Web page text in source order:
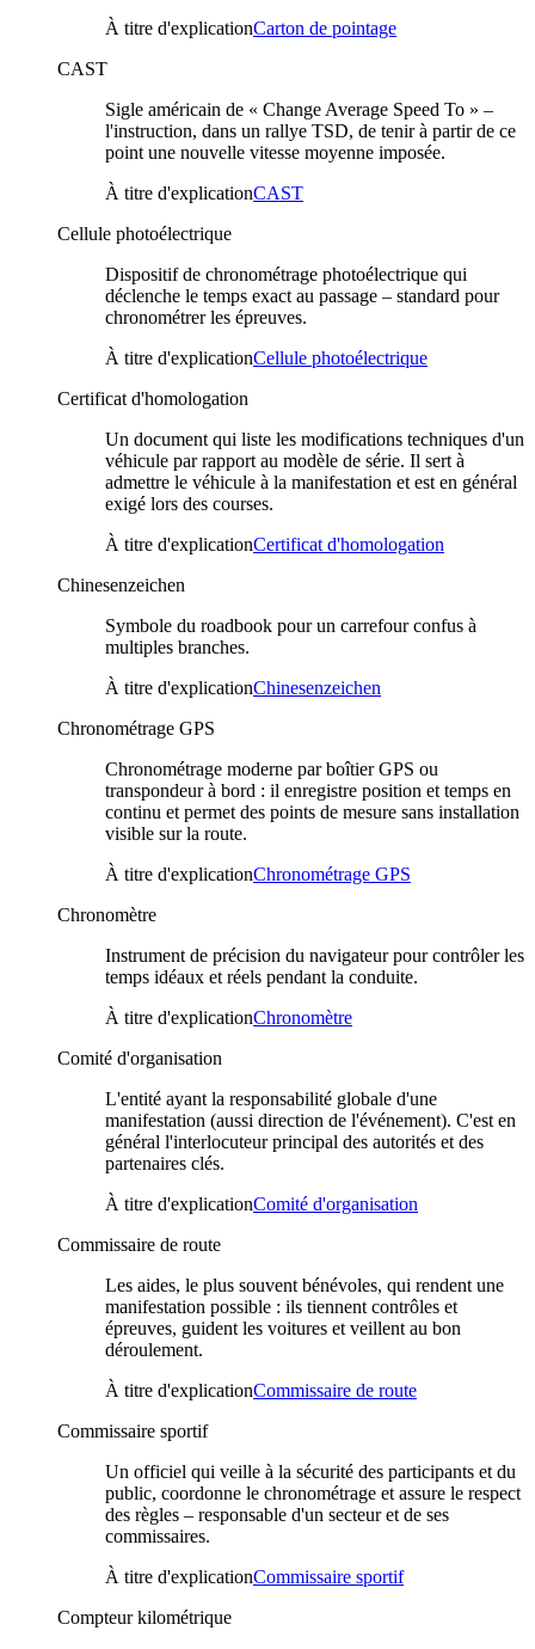
À titre d'explicationCarton de pointage
CAST
Sigle américain de « Change Average Speed To » –
l'instruction, dans un rallye TSD, de tenir à partir de ce
point une nouvelle vitesse moyenne imposée.
À titre d'explicationCAST
Cellule photoélectrique
Dispositif de chronométrage photoélectrique qui
déclenche le temps exact au passage – standard pour
chronométrer les épreuves.
À titre d'explicationCellule photoélectrique
Certificat d'homologation
Un document qui liste les modifications techniques d'un
véhicule par rapport au modèle de série. Il sert à
admettre le véhicule à la manifestation et est en général
exigé lors des courses.
À titre d'explicationCertificat d'homologation
Chinesenzeichen
Symbole du roadbook pour un carrefour confus à
multiples branches.
À titre d'explicationChinesenzeichen
Chronométrage GPS
Chronométrage moderne par boîtier GPS ou
transpondeur à bord : il enregistre position et temps en
continu et permet des points de mesure sans installation
visible sur la route.
À titre d'explicationChronométrage GPS
Chronomètre
Instrument de précision du navigateur pour contrôler les
temps idéaux et réels pendant la conduite.
À titre d'explicationChronomètre
Comité d'organisation
L'entité ayant la responsabilité globale d'une
manifestation (aussi direction de l'événement). C'est en
général l'interlocuteur principal des autorités et des
partenaires clés.
À titre d'explicationComité d'organisation
Commissaire de route
Les aides, le plus souvent bénévoles, qui rendent une
manifestation possible : ils tiennent contrôles et
épreuves, guident les voitures et veillent au bon
déroulement.
À titre d'explicationCommissaire de route
Commissaire sportif
Un officiel qui veille à la sécurité des participants et du
public, coordonne le chronométrage et assure le respect
des règles – responsable d'un secteur et de ses
commissaires.
À titre d'explicationCommissaire sportif
Compteur kilométrique